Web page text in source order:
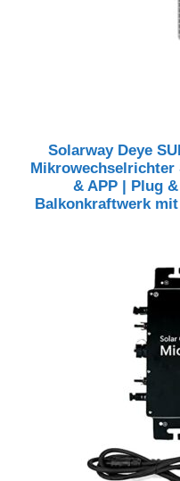
Solarway Deye
Mikrowechselrichter
& APP | Plug
Balkonkraftwerk mit